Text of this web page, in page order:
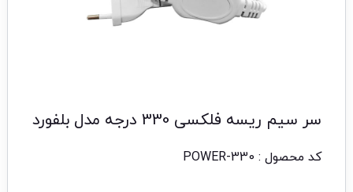
سر سیم ریسه فلکسی 330 درجه مدل بلفورد
کد محصول : POWER-330